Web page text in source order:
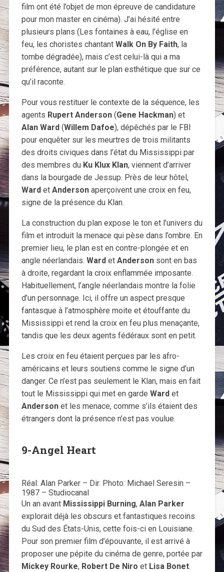
film ont été l’objet de mon épreuve de candidature
pour mon master en cinéma). J’ai hésité entre
plusieurs plans (Les fontaines à eau, l’église en
feu, les choristes chantant Walk On By Faith, la
tombe dégradée), mais c’est celui-là qui a ma
préférence, autant sur le plan esthétique que sur ce
qu’il raconte.
Pour vous restituer le contexte de la séquence, les
agents Rupert Anderson(Gene Hackman) et
Alan Ward(Willem Dafoe), dépêchés par le FBI
pour enquêter sur les meurtres de trois militants
des droits civiques dans l’état du Mississippi par
des membres du Ku Klux Klan, viennent d’arriver
dans la bourgade de Jessup. Près de leur hôtel,
Wardet Andersonaperçoivent une croix en feu,
signe de la présence du Klan.
La construction du plan expose le ton et l’univers du
film et introduit la menace qui pèse dans l’ombre. En
premier lieu, le plan est en contre-plongée et en
angle néerlandais. Wardet Andersonsont en bas
à droite, regardant la croix enflammée imposante.
Habituellement, l’angle néerlandais montre la folie
d’un personnage. Ici, il offre un aspect presque
fantasque à l’atmosphère moite et étouffante du
Mississippi et rend la croix en feu plus menaçante,
tandis que les deux agents fédéraux sont en petit.
Les croix en feu étaient perçues par les afro-
américains et leurs soutiens comme le signe d’un
danger. Ce n’est pas seulement le Klan, mais en fait
tout le Mississippi qui met en garde Wardet
Andersonet les menace, comme s’ils étaient des
étrangers dont la présence n’est pas voulue.
9-Angel Heart
Réal: Alan Parker – Dir. Photo: Michael Seresin –
1987 – Studiocanal
Un an avant Mississippi Burning, Alan Parker
explorait déjà les obscurs et fantastiques recoins
du Sud des États-Unis, cette fois-ci en Louisiane.
Pour son premier film d’épouvante, il est arrivé à
proposer une pépite du cinéma de genre, portée par
Mickey Rourke, Robert De Niro et Lisa Bonet.